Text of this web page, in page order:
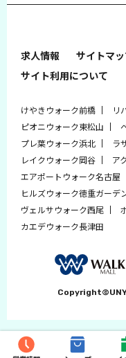
求人情報 サイトマ
サイト利用について
けやきウォーク前橋
リ
ピオニウォーク東松山
プレ葉ウォーク浜北
ラ
レイクウォーク岡谷
ア
エアポートウォーク名古屋
ヒルズウォーク徳重ガーデ
ヴェルサウォーク西尾
カエデウォーク長津田